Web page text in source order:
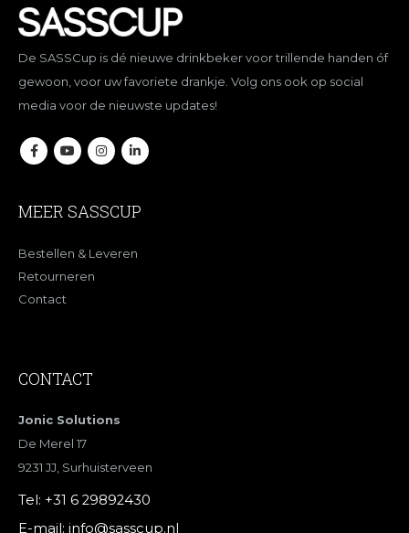
De SASSCup is dé nieuwe drinkbeker voor trillende handen óf
gewoon, voor uw favoriete drankje. Volg ons ook op social
media voor de nieuwste updates!
MEER SASSCUP
Bestellen & Leveren
Retourneren
Contact
CONTACT
Jonic Solutions
De Merel 17
9231 JJ, Surhuisterveen
Tel: +31 6 29892430
E-mail: info@sasscup.nl